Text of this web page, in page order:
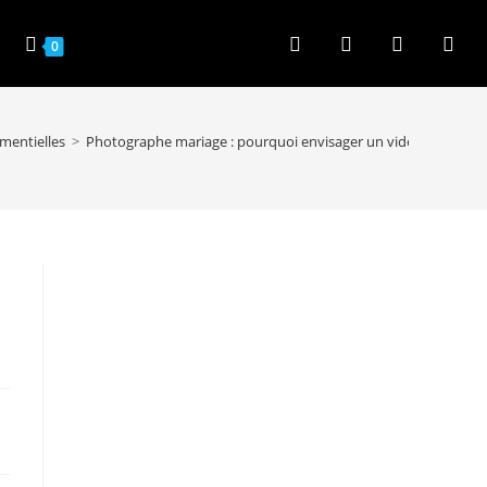
0
> Photographe mariage : pourquoi envisager un vidéaste +